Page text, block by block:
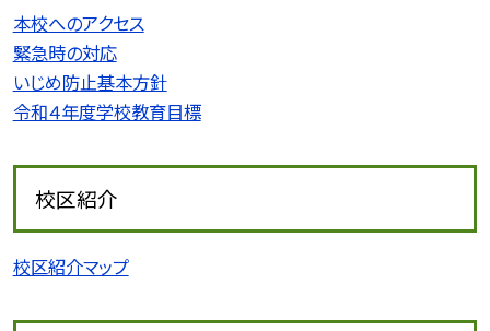
本校へのアクセス
緊急時の対応
いじめ防止基本方針
令和４年度学校教育目標
校区紹介
校区紹介マップ